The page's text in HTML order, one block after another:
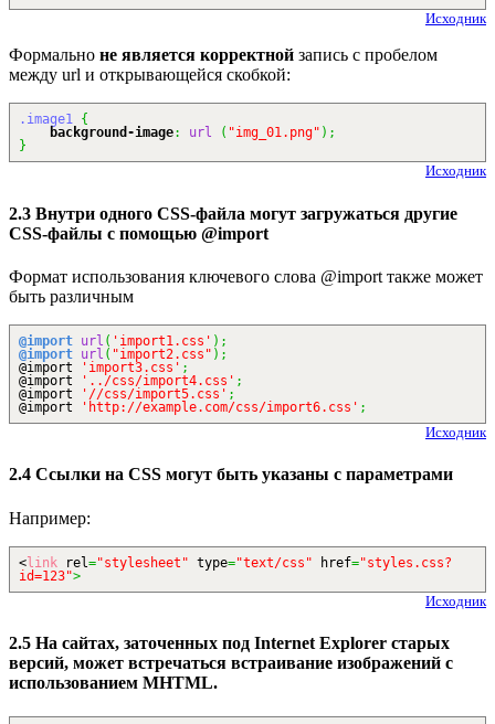
Исходник
Формально не является корректной запись с пробелом
между url и открывающейся скобкой:
.image1 {
background-image: url ( "img_01.png" ) ;
}
Исходник
2.3 Внутри одного CSS-файла могут загружаться другие
CSS-файлы с помощью @import
Формат использования ключевого слова @import также может
быть различным
@import url ( 'import1.css' ) ;
@import url ( "import2.css" ) ;
@import
'import3.css' ;
@import
'../css/import4.css' ;
@import
'//css/import5.css' ;
@import
'http://example.com/css/import6.css' ;
Исходник
2.4 Ссылки на CSS могут быть указаны с параметрами
Например:
<link rel="stylesheet" type="text/css" href="styles.css?
id=123">
Исходник
2.5 На сайтах, заточенных под Internet Explorer старых
версий, может встречаться встраивание изображений с
использованием MHTML.